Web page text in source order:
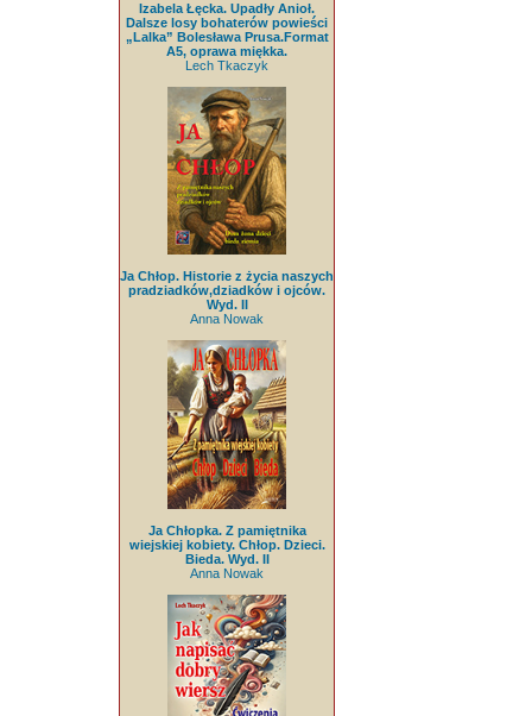
Izabela Łęcka. Upadły Anioł.
Dalsze losy bohaterów powieści
„Lalka” Bolesława Prusa.Format
A5, oprawa miękka.
Lech Tkaczyk
Ja Chłop. Historie z życia naszych
pradziadków,dziadków i ojców.
Wyd. II
Anna Nowak
Ja Chłopka. Z pamiętnika
wiejskiej kobiety. Chłop. Dzieci.
Bieda. Wyd. II
Anna Nowak